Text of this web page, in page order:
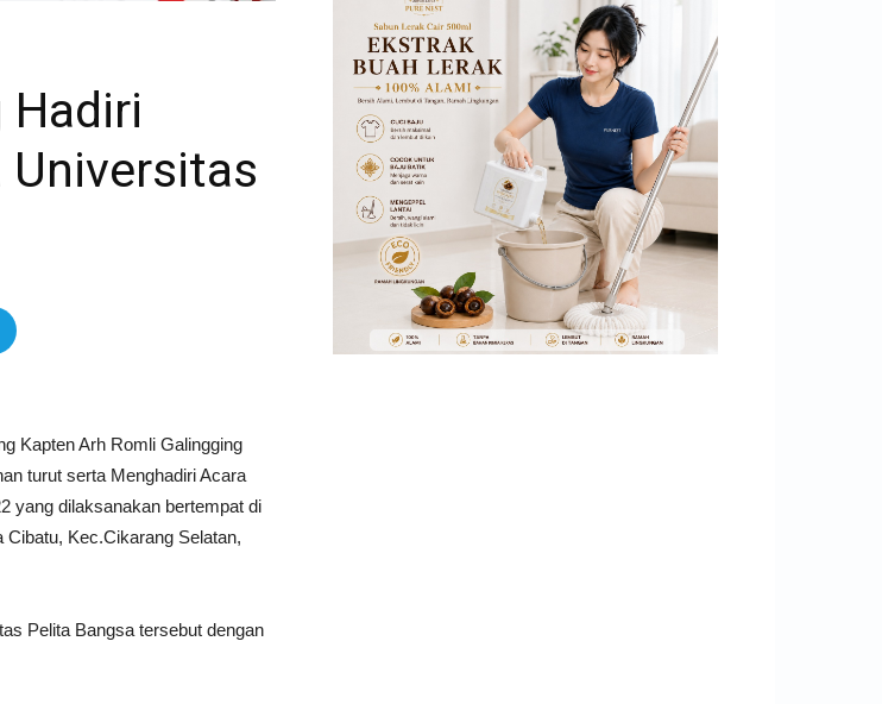
Hadiri
Universitas
Kapten Arh Romli Galingging
turut serta Menghadiri Acara
yang dilaksanakan bertempat di
Kec.Cikarang Selatan,
Pelita Bangsa tersebut dengan